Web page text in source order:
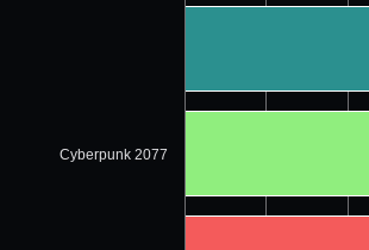
Cyberpunk 2077